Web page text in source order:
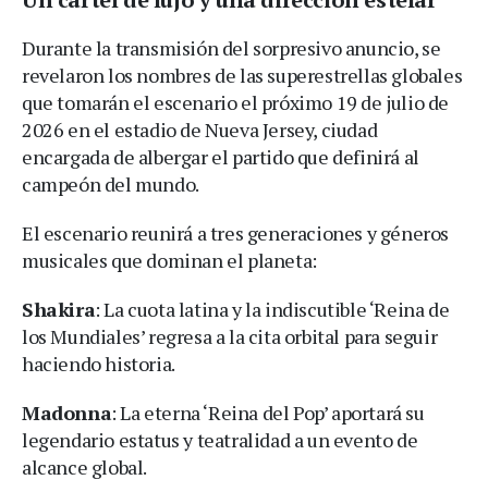
Durante la transmisión del sorpresivo anuncio, se
revelaron los nombres de las superestrellas globales
que tomarán el escenario el próximo 19 de julio de
2026 en el estadio de Nueva Jersey, ciudad
encargada de albergar el partido que definirá al
campeón del mundo.
El escenario reunirá a tres generaciones y géneros
musicales que dominan el planeta:
Shakira: La cuota latina y la indiscutible ‘Reina de
los Mundiales’ regresa a la cita orbital para seguir
haciendo historia.
Madonna: La eterna ‘Reina del Pop’ aportará su
legendario estatus y teatralidad a un evento de
alcance global.